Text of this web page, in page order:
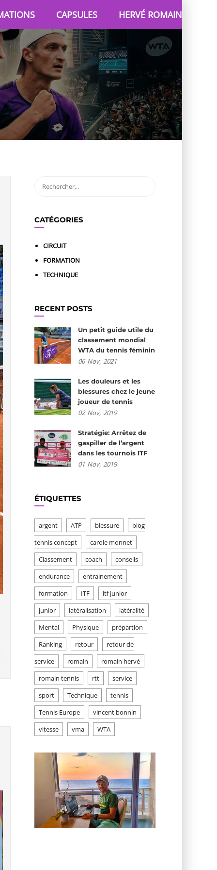
CAPSULES HERVÉ ROMAIN
CATÉGORIES
CIRCUIT
FORMATION
TECHNIQUE
RECENT POSTS
Un petit guide utile du
classement mondial
WTA du tennis féminin
06 Nov, 2021
Les douleurs et les
blessures chez le jeune
joueur de tennis
02 Nov, 2019
Stratégie: Arrêtez de
gaspiller de l’argent
dans les tournois ITF
01 Nov, 2019
ÉTIQUETTES
argent ATP blessure
blog
tennis concept
carole monnet
Classement
coach
conseils
endurance
entrainement
formation
ITF
itf junior
junior
latéralisation
latéralité
Mental
Physique
prépartion
Ranking
retour
retour de
service
romain
romain hervé
romain tennis
rtt
service
sport
Technique
tennis
Tennis Europe
vincent bonnin
vitesse
vma WTA